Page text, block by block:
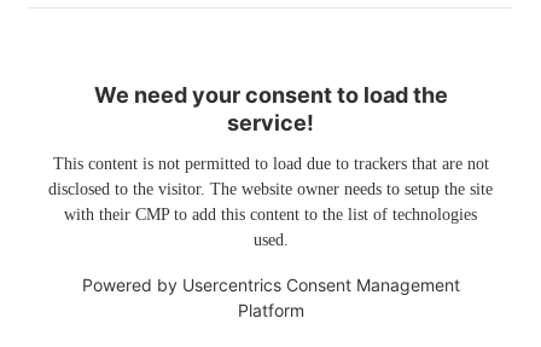
We need your consent to load the
service!
This content is not permitted to load due to trackers that are not
disclosed to the visitor. The website owner needs to setup the site
with their CMP to add this content to the list of technologies
used.
Powered by Usercentrics Consent Management
Platform